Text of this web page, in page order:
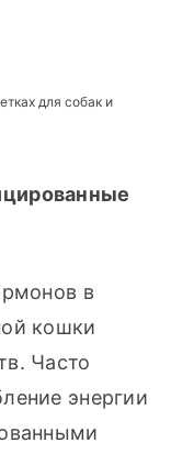
для собак и
в
кошки
Часто
энергии